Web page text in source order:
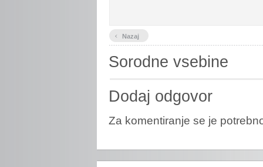
‹ Nazaj
Sorodne vsebine
Dodaj odgovor
Za komentiranje se je